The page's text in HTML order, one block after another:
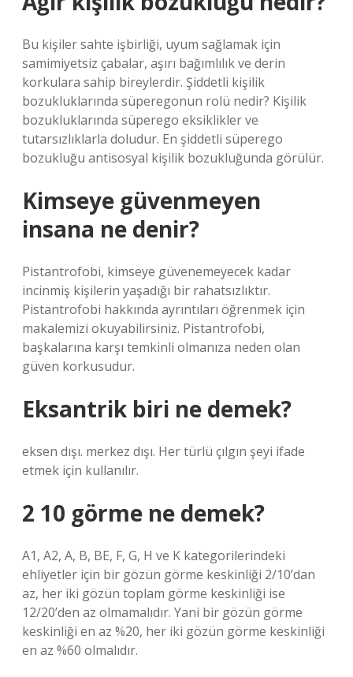
Bu kişiler sahte işbirliği, uyum sağlamak için
samimiyetsiz çabalar, aşırı bağımlılık ve derin
korkulara sahip bireylerdir. Şiddetli kişilik
bozukluklarında süperegonun rolü nedir? Kişilik
bozukluklarında süperego eksiklikler ve
tutarsızlıklarla doludur. En şiddetli süperego
bozukluğu antisosyal kişilik bozukluğunda görülür.
Kimseye güvenmeyen
insana ne denir?
Pistantrofobi, kimseye güvenemeyecek kadar
incinmiş kişilerin yaşadığı bir rahatsızlıktır.
Pistantrofobi hakkında ayrıntıları öğrenmek için
makalemizi okuyabilirsiniz. Pistantrofobi,
başkalarına karşı temkinli olmanıza neden olan
güven korkusudur.
Eksantrik biri ne demek?
eksen dışı. merkez dışı. Her türlü çılgın şeyi ifade
etmek için kullanılır.
2 10 görme ne demek?
A1, A2, A, B, BE, F, G, H ve K kategorilerindeki
ehliyetler için bir gözün görme keskinliği 2/10’dan
az, her iki gözün toplam görme keskinliği ise
12/20’den az olmamalıdır. Yani bir gözün görme
keskinliği en az %20, her iki gözün görme keskinliği
en az %60 olmalıdır.